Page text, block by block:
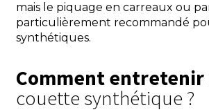
mais le piquage en carreaux ou
particulièrement recommandé
synthétiques.
Comment
couette synthétique ?